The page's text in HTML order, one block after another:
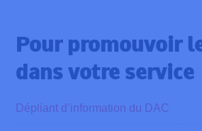
Pour promouvoir
dans votre service
Dépliant d’information du DAC